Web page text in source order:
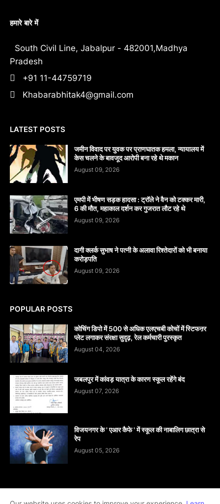
हमारे बारे में
South Civil Line, Jabalpur - 482001,Madhya
Pradesh
+91 11-44759719
Khabarabhitak4@gmail.com
LATEST POSTS
जमीन विवाद पर युवक पर प्राणघातक हमला, न्यायालय में
केस चलने के बावजूद आरोपी बना रहे थे मकान
August 09, 2026
एमपी में भीषण सड़क हादसा : ट्रॉले ने वैन को टक्कर मारी,
6 की मौत, महाकाल दर्शन कर गुजरात लौट रहे थे
August 09, 2026
दागी क्लर्क सुभाष ने पत्नी के अलावा रिश्तेदारों को भी बनाया
करोड़पति
August 09, 2026
POPULAR POSTS
कोचिंग डिपो में 500 से अधिक एलएचबी कोचों में स्टिफऩर
प्लेट लगाकर संरक्षा सुदृढ़, रेल कर्मचारी पुरस्कृत
August 04, 2026
जबलपुर में कांवड़ यात्रा के कारण स्कूल रहेंगे बंद
August 07, 2026
विजयनगर के ' एआर कैफे ' में स्कूल की नाबालिग छात्रा से
रेप
August 05, 2026